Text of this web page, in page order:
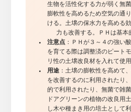
生物を活性化する力が弱く無
膨軟性を高めるため空気の通
ける。土壌の保水力を高める
力も改善する。ＰＨは基本
注意点 ：ＰＨが３～４の強い
を育てる際は調整済のピート
リ性の土壌改良材を入れて使
用途 ：土壌の膨軟性を高めて
を改善するのに利用されたり
的で利用されたり、無菌で雑
ドアグリーンの植物の改良用
し木や種まき用の培土として